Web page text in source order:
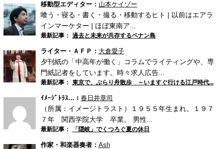
移動型エディター： 山本ケイゾー
喰う・寝る・書く・撮る・移動するヒト | 以前はエアラ
インマーケター | ほぼ東南ア...
最新記事： 過去と未来が共存するペナン島
ライター・ＡＦＰ： 大倉愛子
夕刊紙の「中高年が働く」コラムでライティングや、専
門紙記者をしています。時々求人広告...
最新記事： 東京で、ぶらり舟散歩 ～いますぐ行ける江戸時代...
ｲﾒｰｼﾞﾄﾗｽ...： 春日井章司
（所属：イメージトラスト）１９５５年生まれ。１９７
７年 関西学院大学 卒業。 男性...
最新記事： 「隠岐」でくつろぐ夏の休日
作家・和楽器奏者： Ash